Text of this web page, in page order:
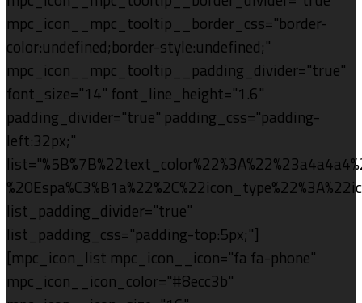
mpc_icon__mpc_tooltip__border_css="border-
color:undefined;border-style:undefined;"
mpc_icon__mpc_tooltip__padding_divider="true"
font_size="14" font_line_height="1.6"
padding_divider="true" padding_css="padding-
left:32px;"
list_padding_divider="true"
list_padding_css="padding-top:5px;"]
[mpc_icon_list mpc_icon__icon="fa fa-phone"
mpc_icon__icon_color="#8ecc3b"